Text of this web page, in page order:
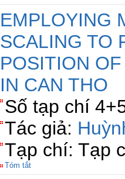
EMPLOYING
SCALING TO
POSITION
IN CAN THO
Số tạp chí
Tác giả:
Tạp chí: Tạp
Tóm tắt